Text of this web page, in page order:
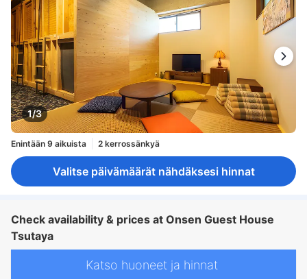
1/3
Enintään 9 aikuista 2 kerrossänkyä
Valitse päivämäärät nähdäksesi hinnat
Check availability & prices at Onsen Guest House
Tsutaya
Katso huoneet ja hinnat